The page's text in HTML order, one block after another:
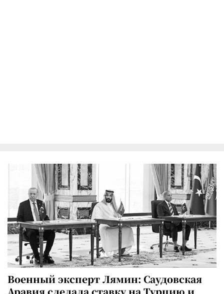
Военный эксперт Лямин: Саудовская
Аравия сделала ставку на Турцию и